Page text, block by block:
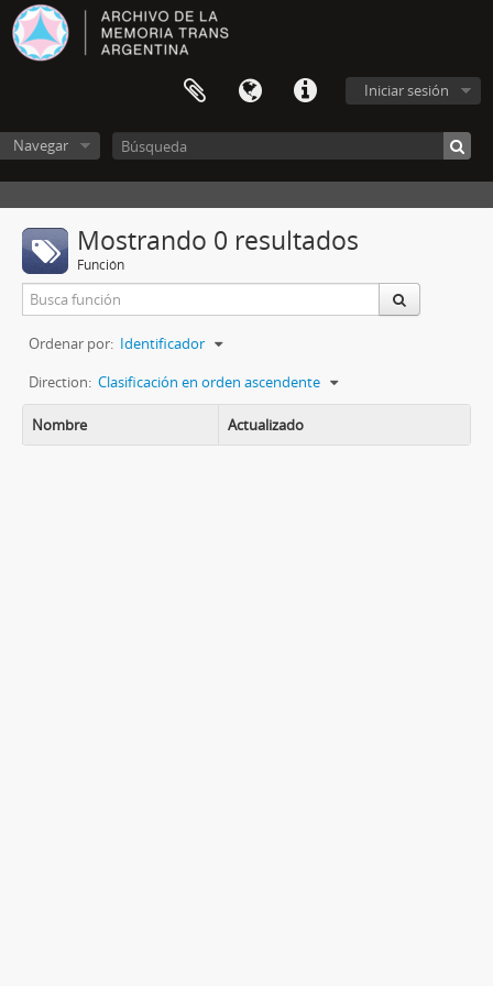
Iniciar sesión
Navegar
Mostrando 0 resultados
Función
Ordenar por: Identificador
Direction: Clasificación en orden ascendente
Nombre Actualizado